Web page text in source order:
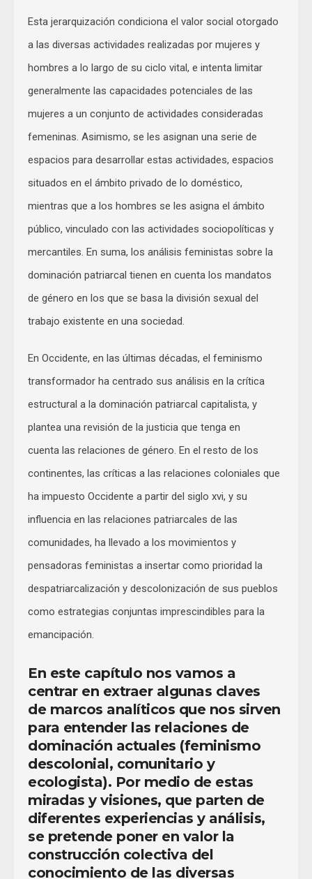
Esta jerarquización condiciona el valor social otorgado
a las diversas actividades realizadas por mujeres y
hombres a lo largo de su ciclo vital, e intenta limitar
generalmente las capacidades potenciales de las
mujeres a un conjunto de actividades consideradas
femeninas. Asimismo, se les asignan una serie de
espacios para desarrollar estas actividades, espacios
situados en el ámbito privado de lo doméstico,
mientras que a los hombres se les asigna el ámbito
público, vinculado con las actividades sociopolíticas y
mercantiles. En suma, los análisis feministas sobre la
dominación patriarcal tienen en cuenta los mandatos
de género en los que se basa la división sexual del
trabajo existente en una sociedad.
En Occidente, en las últimas décadas, el feminismo
transformador ha centrado sus análisis en la crítica
estructural a la dominación patriarcal capitalista, y
plantea una revisión de la justicia que tenga en
cuenta las relaciones de género. En el resto de los
continentes, las críticas a las relaciones coloniales que
ha impuesto Occidente a partir del siglo xvi, y su
influencia en las relaciones patriarcales de las
comunidades, ha llevado a los movimientos y
pensadoras feministas a insertar como prioridad la
despatriarcalización y descolonización de sus pueblos
como estrategias conjuntas imprescindibles para la
emancipación.
En este capítulo nos vamos a
centrar en extraer algunas claves
de marcos analíticos que nos sirven
para entender las relaciones de
dominación actuales (feminismo
descolonial, comunitario y
ecologista). Por medio de estas
miradas y visiones, que parten de
diferentes experiencias y análisis,
se pretende poner en valor la
construcción colectiva del
conocimiento de las diversas